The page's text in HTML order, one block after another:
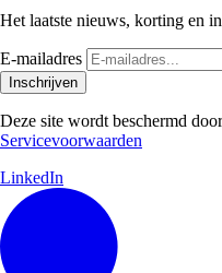
Het laatste nieuws, korting en
E-mailadres
Inschrijven
Deze site wordt beschermd
Servicevoorwaarden
LinkedIn